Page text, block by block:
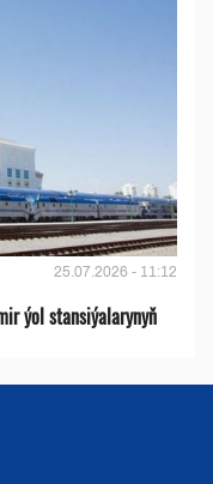
25.07.2026 - 11:12
ýol stansiýalarynyň